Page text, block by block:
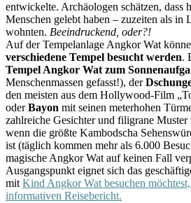
entwickelte. Archäologen schätzen, dass
Menschen gelebt haben – zuzeiten als in
wohnten. Beeindruckend, oder?!
Auf der Tempelanlage Angkor Wat
verschiedene Tempel besucht werden.
Tempel Angkor Wat zum
Menschenmassen gefasst!), der
den meisten aus dem Hollywood-Film
oderBayon mit seinen meterhohen
zahlreiche Gesichter und filigrane
wenn die größte Kambodscha
ist (täglich kommen mehr als 6.000
magische Angkor Wat auf keinen Fall
Ausgangspunkt eignet sich das
mit Kind Angkor Wat besuchen
informativen Reisebericht.